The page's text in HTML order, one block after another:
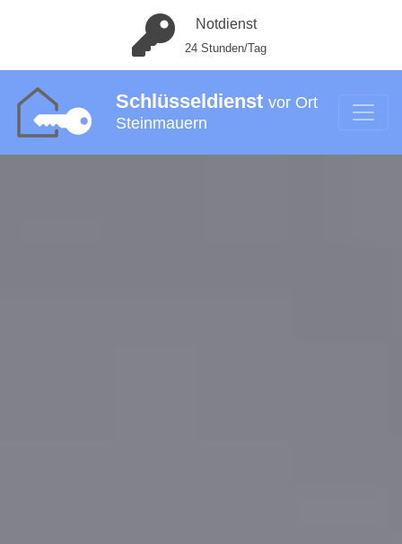
Notdienst
24 Stunden/Tag
Schlüsseldienst vor Ort
Steinmauern